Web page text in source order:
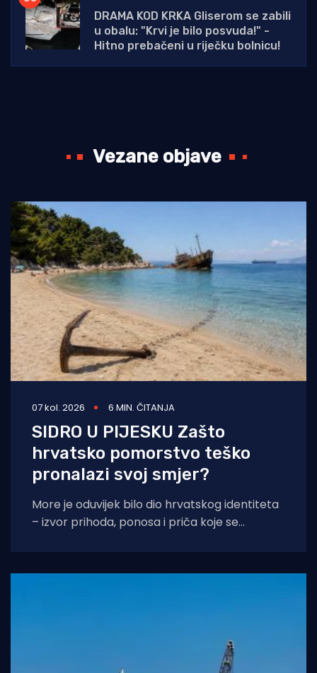
DRAMA KOD KRKA Gliserom se zabili
u obalu: "Krvi je bilo posvuda!" -
Hitno prebačeni u riječku bolnicu!
Vezane objave
07 kol. 2026 6 MIN. ČITANJA
SIDRO U PIJESKU Zašto
hrvatsko pomorstvo teško
pronalazi svoj smjer?
More je oduvijek bilo dio hrvatskog identiteta
– izvor prihoda, ponosa i priča koje se